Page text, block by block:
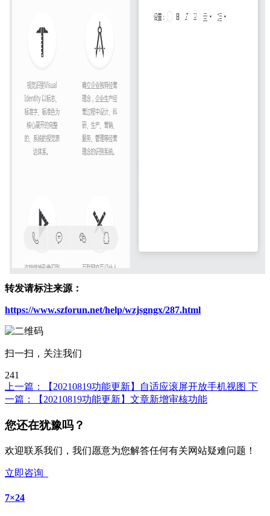
转发请标注来源：
https://www.szforun.net/help/wzjsgngx/287.html
扫一扫，关注我们
241
上一篇：
【20210819功能更新】自适应滚屏开放手机视图 下
一篇：
【20210819功能更新】文章新增审核功能
您还在犹豫吗？
欢迎联系我们，我们愿意为您解答任何有关网站疑难问题！
立即咨询
7×24